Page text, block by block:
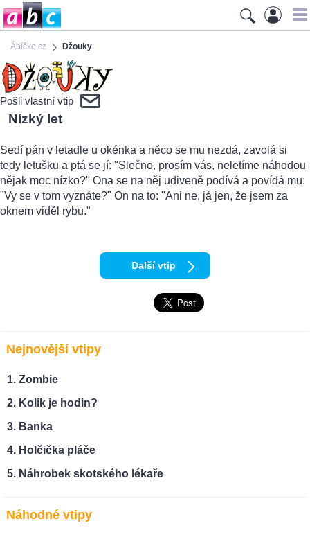
Ábíčko.cz Džouky
Pošli vlastní vtip
Nízký let
Sedí pán v letadle u okénka a něco se mu nezdá, zavolá si
tedy letušku a ptá se jí: "Slečno, prosím vás, neletíme náhodou
nějak moc nízko?" Ona se na něj udiveně podívá a povídá mu:
"Vy se v tom vyznáte?" On na to: "Ani ne, já jen, že jsem za
oknem viděl rybu."
Další vtip
Nejnovější vtipy
Zombie
Kolik je hodin?
Banka
Holčička pláče
Náhrobek skotského lékaře
Náhodné vtipy